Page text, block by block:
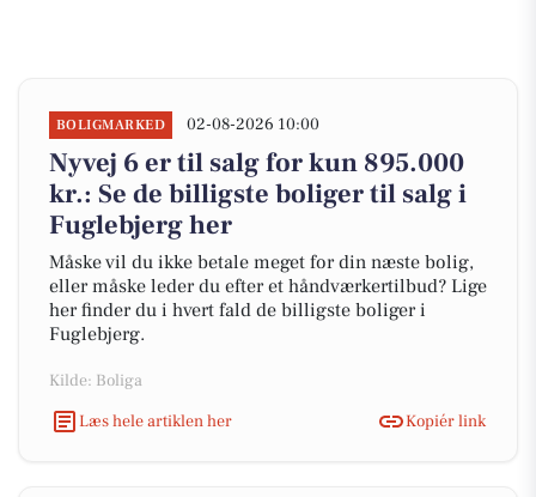
BOLIGMARKED 02-08-2026 10:00
Nyvej 6 er til salg for kun 895.000
kr.: Se de billigste boliger til salg i
Fuglebjerg her
Måske vil du ikke betale meget for din næste bolig,
eller måske leder du efter et håndværkertilbud? Lige
her finder du i hvert fald de billigste boliger i
Fuglebjerg.
Kilde: Boliga
Læs hele artiklen her
Kopiér link